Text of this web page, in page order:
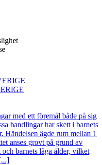
med ett föremål både på sig
handlingar har skett i barnets
ägde rum mellan 1
anses grovt på grund av
barnets låga ålder, vilket